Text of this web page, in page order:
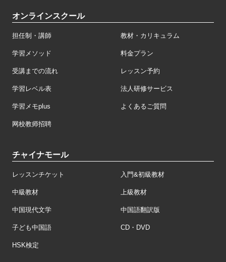
オンラインスクール
担任制・講師 教材・カリキュラム
学習メソッド 料金プラン
受講までの流れ レッスン予約
学習レベル表 法人研修サービス
学習メモplus よくあるご質問
网校教师招聘
チャイナモール
レッスンチケット 入門&初級教材
中級教材 上級教材
中国現代文学 中国語翻訳版
子ども中国語 CD・DVD
HSK検定